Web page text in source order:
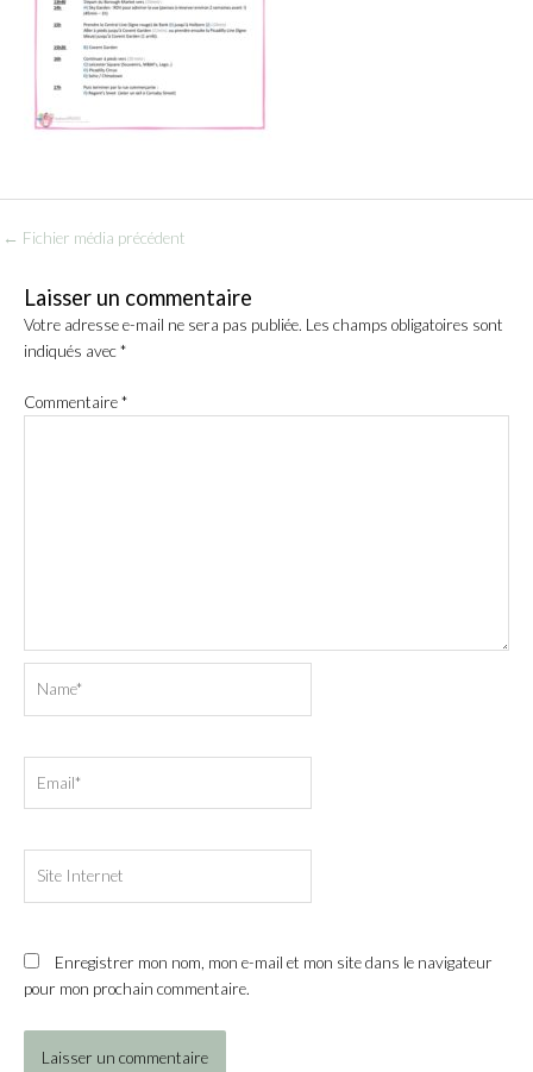
← Fichier média précédent
Laisser un commentaire
Votre adresse e-mail ne sera pas publiée. Les champs obligatoires sont
indiqués avec*
Commentaire*
Internet
Enregistrer mon nom, mon e-mail et mon site dans le navigateur
pour mon prochain commentaire.